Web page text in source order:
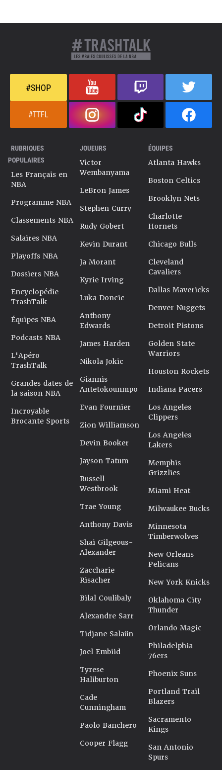
#SHOP
#TTFL
RUBRIQUES
POPULAIRES
Les Français en
NBA
Programme NBA
Classements NBA
Salaires NBA
Playoffs NBA
Dossiers NBA
Encyclopédie
TrashTalk
Équipes NBA
Podcasts NBA
L'Apéro
TrashTalk
Grandes dates de
la saison NBA
Incroyable
Brocante Sports
JOUEURS
Victor
Wembanyama
LeBron James
Stephen Curry
Rudy Gobert
Kevin Durant
Ja Morant
Kyrie Irving
Luka Doncic
Anthony
Edwards
James Harden
Nikola Jokic
Giannis
Antetokounmpo
Evan Fournier
Zion Williamson
Devin Booker
Jayson Tatum
Russell
Westbrook
Trae Young
Anthony Davis
Shai Gilgeous-
Alexander
Zaccharie
Risacher
Bilal Coulibaly
Alexandre Sarr
Tidjane Salaün
Joel Embiid
Tyrese
Haliburton
Cade
Cunningham
Paolo Banchero
Cooper Flagg
ÉQUIPES
Atlanta Hawks
Boston Celtics
Brooklyn Nets
Charlotte
Hornets
Chicago Bulls
Cleveland
Cavaliers
Dallas Mavericks
Denver Nuggets
Detroit Pistons
Golden State
Warriors
Houston Rockets
Indiana Pacers
Los Angeles
Clippers
Los Angeles
Lakers
Memphis
Grizzlies
Miami Heat
Milwaukee Bucks
Minnesota
Timberwolves
New Orleans
Pelicans
New York Knicks
Oklahoma City
Thunder
Orlando Magic
Philadelphia
76ers
Phoenix Suns
Portland Trail
Blazers
Sacramento
Kings
San Antonio
Spurs